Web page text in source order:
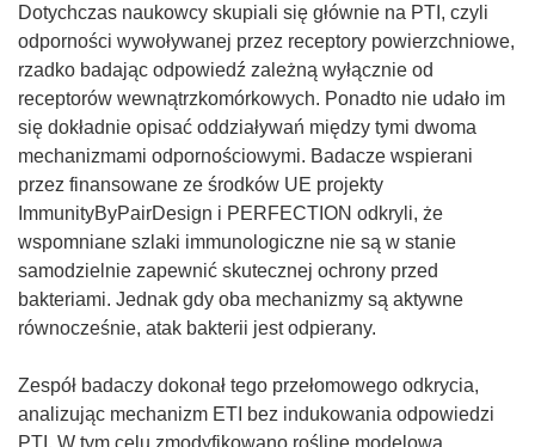
Dotychczas naukowcy skupiali się głównie na PTI, czyli
odporności wywoływanej przez receptory powierzchniowe,
rzadko badając odpowiedź zależną wyłącznie od
receptorów wewnątrzkomórkowych. Ponadto nie udało im
się dokładnie opisać oddziaływań między tymi dwoma
mechanizmami odpornościowymi. Badacze wspierani
przez finansowane ze środków UE projekty
ImmunityByPairDesign i PERFECTION odkryli, że
wspomniane szlaki immunologiczne nie są w stanie
samodzielnie zapewnić skutecznej ochrony przed
bakteriami. Jednak gdy oba mechanizmy są aktywne
równocześnie, atak bakterii jest odpierany.
Zespół badaczy dokonał tego przełomowego odkrycia,
analizując mechanizm ETI bez indukowania odpowiedzi
PTI. W tym celu zmodyfikowano roślinę modelową